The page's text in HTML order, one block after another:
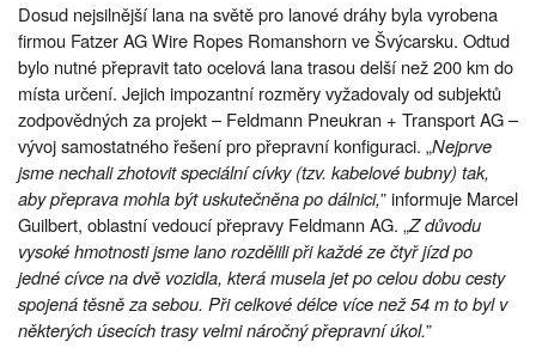
Dosud nejsilnější lana na světě pro lanové dráhy byla vyrobena
firmou Fatzer AG Wire Ropes Romanshorn ve Švýcarsku. Odtud
bylo nutné přepravit tato ocelová lana trasou delší než 200 km do
místa určení. Jejich impozantní rozměry vyžadovaly od subjektů
zodpovědných za projekt – Feldmann Pneukran + Transport AG –
vývoj samostatného řešení pro přepravní konfiguraci. „Nejprve
jsme nechali zhotovit speciální cívky (tzv. kabelové bubny) tak,
aby přeprava mohla být uskutečněna po dálnici,” informuje Marcel
Guilbert, oblastní vedoucí přepravy Feldmann AG. „Z důvodu
vysoké hmotnosti jsme lano rozdělili při každé ze čtyř jízd po
jedné cívce na dvě vozidla, která musela jet po celou dobu cesty
spojená těsně za sebou. Při celkové délce více než 54 m to byl v
některých úsecích trasy velmi náročný přepravní úkol.”